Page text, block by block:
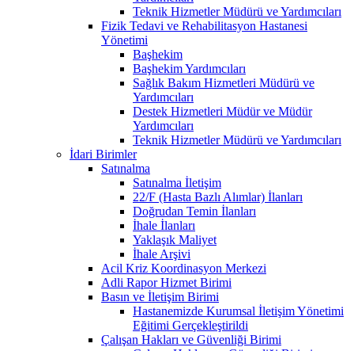
Teknik Hizmetler Müdürü ve Yardımcıları
Fizik Tedavi ve Rehabilitasyon Hastanesi
Yönetimi
Başhekim
Başhekim Yardımcıları
Sağlık Bakım Hizmetleri Müdürü ve
Yardımcıları
Destek Hizmetleri Müdür ve Müdür
Yardımcıları
Teknik Hizmetler Müdürü ve Yardımcıları
İdari Birimler
Satınalma
Satınalma İletişim
22/F (Hasta Bazlı Alımlar) İlanları
Doğrudan Temin İlanları
İhale İlanları
Yaklaşık Maliyet
İhale Arşivi
Acil Kriz Koordinasyon Merkezi
Adli Rapor Hizmet Birimi
Basın ve İletişim Birimi
Hastanemizde Kurumsal İletişim Yönetimi
Eğitimi Gerçekleştirildi
Çalışan Hakları ve Güvenliği Birimi